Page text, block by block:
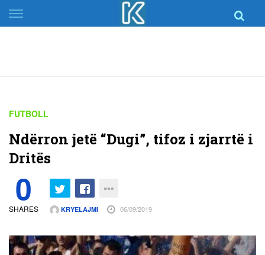
Skip
to
FUTBOLL
Ndërron jetë “Dugi”, tifoz i zjarrtë i
Dritës
0
SHARES KRYELAJMI 06/09/2019